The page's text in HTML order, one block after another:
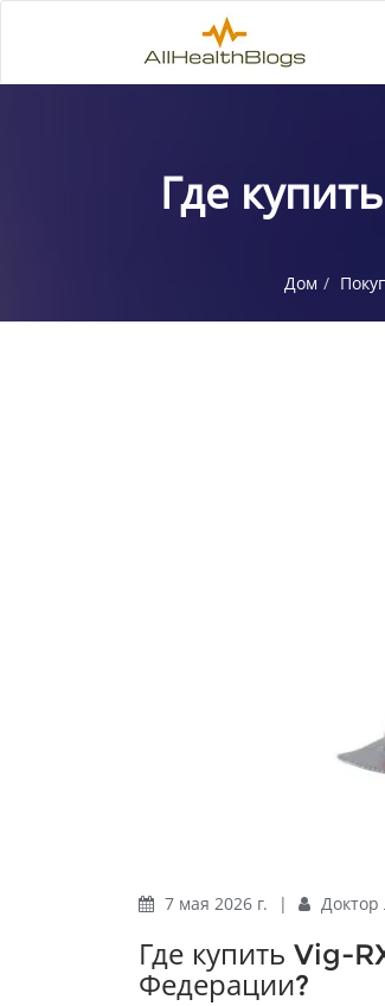
Где
Дом
7 мая 2026 г. | Доктор
Где купить Vig-
Федерации?